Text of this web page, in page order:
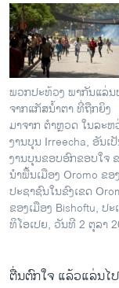
ພວກປະທ້ວງ ພາກັນແລ່
ຈາກແກັສນ້ຳຕາ ທີ່ຖືກຍິງ
ມາຈາກ ຕຳຫຼວດ ໃນລະຫ
ງານບຸນ Irreecha, ອັນເ
ງານບຸນຂອບອົກຂອບໃຈ
ນຳພື້ນເມືອງ Oromo ຂອງ
ປະຊາຊົນໃນຂົງເຂດ
ຂອງເມືອງ Bishoftu, ປ
ທິໂອເປຍ, ວັນທີ 2 ຕຸລາ
ຕື່ນຕົກໃຈ ແລ້ວແລ່ນໄ